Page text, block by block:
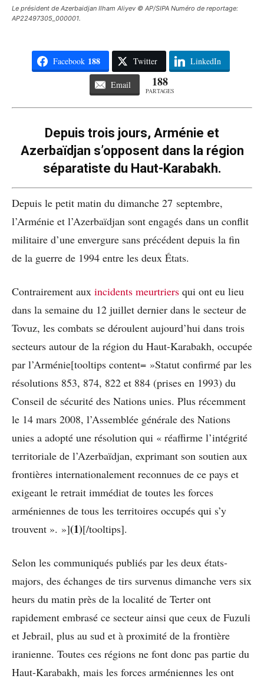
Le président de Azerbaidjan Ilham Aliyev © AP/SIPA Numéro de reportage:
AP22497305_000001.
Facebook 188 Twitter LinkedIn
Email 188
PARTAGES
Depuis trois jours, Arménie et
Azerbaïdjan s’opposent dans la région
séparatiste du Haut-Karabakh.
Depuis le petit matin du dimanche 27 septembre,
l’Arménie et l’Azerbaïdjan sont engagés dans un conflit
militaire d’une envergure sans précédent depuis la fin
de la guerre de 1994 entre les deux États.
Contrairement aux incidents meurtriers qui ont eu lieu
dans la semaine du 12 juillet dernier dans le secteur de
Tovuz, les combats se déroulent aujourd’hui dans trois
secteurs autour de la région du Haut-Karabakh, occupée
par l’Arménie[tooltips content= »Statut confirmé par les
résolutions 853, 874, 822 et 884 (prises en 1993) du
Conseil de sécurité des Nations unies. Plus récemment
le 14 mars 2008, l’Assemblée générale des Nations
unies a adopté une résolution qui « réaffirme l’intégrité
territoriale de l’Azerbaïdjan, exprimant son soutien aux
frontières internationalement reconnues de ce pays et
exigeant le retrait immédiat de toutes les forces
arméniennes de tous les territoires occupés qui s’y
trouvent ». »](1)[/tooltips].
Selon les communiqués publiés par les deux états-
majors, des échanges de tirs survenus dimanche vers six
heurs du matin près de la localité de Terter ont
rapidement embrasé ce secteur ainsi que ceux de Fuzuli
et Jebrail, plus au sud et à proximité de la frontière
iranienne. Toutes ces régions ne font donc pas partie du
Haut-Karabakh, mais les forces arméniennes les ont